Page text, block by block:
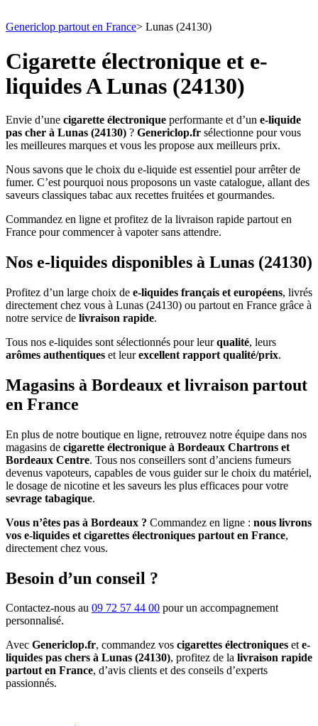
Genericlop partout en France> Lunas (24130)
Cigarette électronique et e-
liquides A Lunas (24130)
Envie d’une cigarette électronique performante et d’un e-liquide
pas cher à Lunas (24130) ? Genericlop.fr sélectionne pour vous
les meilleures marques et vous les propose aux meilleurs prix.
Nous savons que le choix du e-liquide est essentiel pour arrêter de
fumer. C’est pourquoi nous proposons un vaste catalogue, allant des
saveurs classiques tabac aux recettes fruitées et gourmandes.
Commandez en ligne et profitez de la livraison rapide partout en
France pour commencer à vapoter sans attendre.
Nos e-liquides disponibles à Lunas (24130)
Profitez d’un large choix de e-liquides français et européens, livrés
directement chez vous à Lunas (24130) ou partout en France grâce à
notre service de livraison rapide.
Tous nos e-liquides sont sélectionnés pour leurqualité, leurs
arômes authentiques et leurexcellent rapport qualité/prix.
Magasins à Bordeaux et livraison partout
en France
En plus de notre boutique en ligne, retrouvez notre équipe dans nos
magasins de cigarette électronique à Bordeaux Chartrons et
Bordeaux Centre. Tous nos conseillers sont d’anciens fumeurs
devenus vapoteurs, capables de vous guider sur le choix du matériel,
le dosage de nicotine et les saveurs les plus efficaces pour votre
sevrage tabagique.
Vous n’êtes pas à Bordeaux ? Commandez en ligne : nous livrons
vos e-liquides et cigarettes électroniques partout en France,
directement chez vous.
Besoin d’un conseil ?
Contactez-nous au 09 72 57 44 00 pour un accompagnement
personnalisé.
Avec Genericlop.fr, commandez vos cigarettes électroniques ete-
liquides pas chers à Lunas (24130), profitez de la livraison rapide
partout en France, d’avis clients et des conseils d’experts
passionnés.